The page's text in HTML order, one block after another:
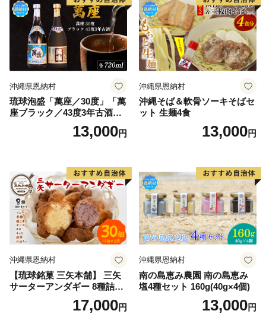
沖縄県恩納村
琉球泡盛「萬座／30度」「萬
座ブラック／43度3年古酒」
13,000円
沖縄県恩納村
沖縄そば＆軟骨ソーキそばセ
ット 生麺4食
13,000円
沖縄県恩納村
【琉球銘菓 三矢本舗】 三矢
サーターアンダギー 8種詰め
合わせ(15個×2袋)17,000円
沖縄県恩納村
南の島恵み農園 南の島恵み
塩4種セット 160g(40g×4個)
13,000円